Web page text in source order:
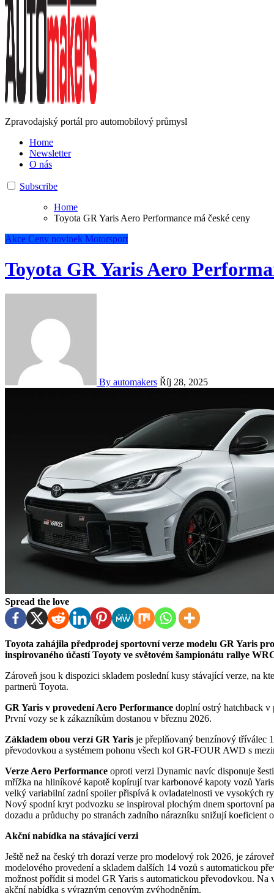
Zpravodajský portál pro automobilový průmysl
Home
Newsletter
O nás
Subscribe
Home
Toyota GR Yaris Aero Performance má české ceny
Akce Ceny novinek Motorsport
Toyota GR Yaris Aero
By automakers Říj 28, 2025
Spread the love
Toyota zahájila předprodej sportovní verze modelu GR Yaris pro rok 2026 pod označením Aero Performance. Cena vozu
inspirovaného účastí Toyoty ve světovém šampionátu rallye
Zároveň jsou k dispozici skladem poslední kusy stávající verze, na
partnerů Toyota.
GR Yaris v provedení Aero Performance doplní ostrý hatchback v
První vozy se k zákazníkům dostanou v březnu 2026.
Základem obou verzí GR Yaris je přeplňovaný benzínový tříválec
převodovkou a systémem pohonu všech kol GR-FOUR AWD s
Verze Aero Performance oproti verzi Dynamic navíc disponuje
mřížka na hliníkové kapotě kopírují tvar karbonové kapoty vozů
velký variabilní zadní spoiler přispívá k ovladatelnosti ve vysokých
Nový spodní kryt podvozku se inspiroval plochým dnem sportovní
dozadu a průduchy po stranách zadního nárazníku snižují koeficient
Akční nabídka na stávající verzi
Ještě než na český trh dorazí verze pro modelový rok 2026, je
modelového provedení a skladem dalších 14 vozů s automatickou
možnost pořídit si model GR Yaris s automatickou převodovkou.
akční nabídka s výrazným cenovým zvýhodněním.